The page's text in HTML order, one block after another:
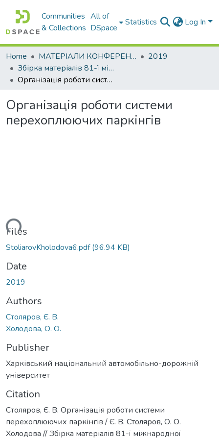
Communities
& Collections
All of
DSpace
Statistics Log In
Home МАТЕРІАЛИ КОНФЕРЕНЦІЙ
2019
Збірка матеріалів 81-ї міжнародної студентської наукової конференції. Секція «Організація і безпека дорожнього руху»
Організація роботи системи перехоплюючих паркінгів
Організація роботи системи
перехоплюючих паркінгів
Files
StoliarovKholodova6.pdf(96.94 KB)
Date
2019
Authors
Столяров, Є. В.
Холодова, О. О.
Publisher
Харківський національний автомобільно-дорожній
університет
Citation
Столяров, Є. В. Організація роботи системи
перехоплюючих паркінгів / Є. В. Столяров, О. О.
Холодова // Збірка матеріалів 81-ї міжнародної